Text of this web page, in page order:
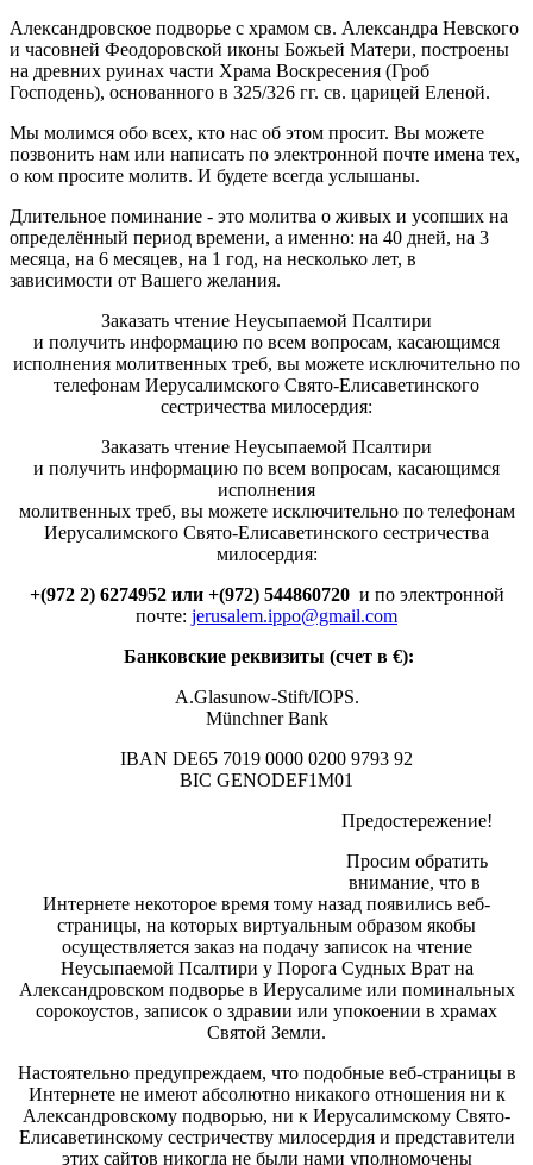
Александровское подворье с храмом св. Александра Невского
и часовней Феодоровской иконы Божьей Матери, построены
на древних руинах части Храма Воскресения (Гроб
Господень), основанного в 325/326 гг. св. царицей Еленой.
Мы молимся обо всех, кто нас об этом просит. Вы можете
позвонить нам или написать по электронной почте имена тех,
о ком просите молитв. И будете всегда услышаны.
Длительное поминание - это молитва о живых и усопших на
определённый период времени, а именно: на 40 дней, на 3
месяца, на 6 месяцев, на 1 год, на несколько лет, в
зависимости от Вашего желания.
Заказать чтение Неусыпаемой Псалтири
и получить информацию по всем вопросам, касающимся
исполнения молитвенных треб, вы можете исключительно по
телефонам Иерусалимского Свято-Елисаветинского
сестричества милосердия:
Заказать чтение Неусыпаемой Псалтири
и получить информацию по всем вопросам, касающимся
исполнения
молитвенных треб, вы можете исключительно по телефонам
Иерусалимского Свято-Елисаветинского сестричества
милосердия:
+(972 2) 6274952 или +(972) 544860720 и по электронной
почте: jerusalem.ippo@gmail.com
Банковские реквизиты (счет в €):
A.Glasunow-Stift/IOPS.
Münchner Bank
IBAN DE65 7019 0000 0200 9793 92
BIC GENODEF1M01
Предостережение!
Просим обратить
внимание, что в
Интернете некоторое время тому назад появились веб-
страницы, на которых виртуальным образом якобы
осуществляется заказ на подачу записок на чтение
Неусыпаемой Псалтири у Порога Судных Врат на
Александровском подворье в Иерусалиме или поминальных
сорокоустов, записок о здравии или упокоении в храмах
Святой Земли.
Настоятельно предупреждаем, что подобные веб-страницы в
Интернете не имеют абсолютно никакого отношения ни к
Александровскому подворью, ни к Иерусалимскому Свято-
Елисаветинскому сестричеству милосердия и представители
этих сайтов никогда не были нами уполномочены